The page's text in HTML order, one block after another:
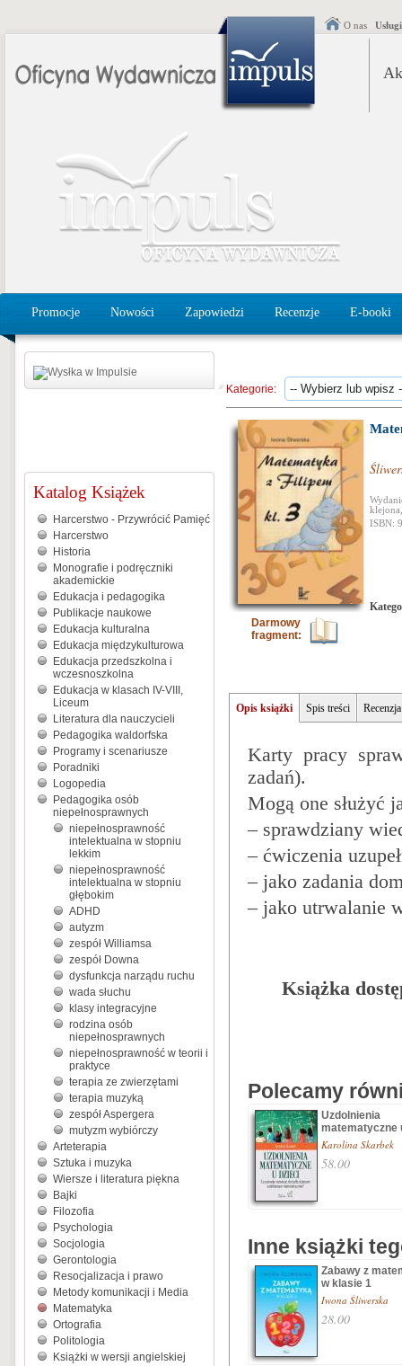
O nas
Promocje Nowości Zapowiedzi Recenzje E-booki
Katalog Książek
Harcerstwo - Przywrócić Pamięć
Harcerstwo
Historia
Monografie i podręczniki
akademickie
Edukacja i pedagogika
Publikacje naukowe
Edukacja kulturalna
Edukacja międzykulturowa
Edukacja przedszkolna i
wczesnoszkolna
Edukacja w klasach IV-VIII,
Liceum
Literatura dla nauczycieli
Pedagogika waldorfska
Programy i scenariusze
Poradniki
Logopedia
Pedagogika osób
niepełnosprawnych
niepełnosprawność
intelektualna w stopniu
lekkim
niepełnosprawność
intelektualna w stopniu
głębokim
ADHD
autyzm
zespół Williamsa
zespół Downa
dysfunkcja narządu ruchu
wada słuchu
klasy integracyjne
rodzina osób
niepełnosprawnych
niepełnosprawność w teorii i
praktyce
terapia ze zwierzętami
terapia muzyką
zespół Aspergera
mutyzm wybiórczy
Arteterapia
Sztuka i muzyka
Wiersze i literatura piękna
Bajki
Filozofia
Psychologia
Socjologia
Gerontologia
Resocjalizacja i prawo
Metody komunikacji i Media
Matematyka
Ortografia
Politologia
Książki w wersji angielskiej
Kategorie:
Darmowy
fragment:
ISBN:
Opis książki Spis treści Recenzja
Karty pracy
zadań).
Mogą one służyć
– sprawdziany
– ćwiczenia
– jako zadania
– jako utrwalanie
Książka
Polecamy
Uzdolnienia
matematyczne
Karolina Skarbek
58.00
Inne książki
Zabawy z
w klasie 1
Iwona Śliwerska
28.00